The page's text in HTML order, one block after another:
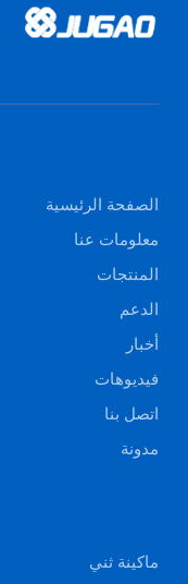
الصفحة الرئيسية
معلومات عنا
المنتجات
الدعم
أخبار
فيديوهات
اتصل بنا
مدونة
ماكينة ثني